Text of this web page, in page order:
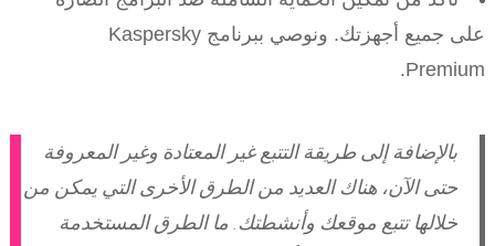
على جميع أجهزتك. ونوصي ببرنامج Kaspersky
Premium.
بالإضافة إلى طريقة التتبع غير المعتادة وغير المعروفة
حتى الآن، هناك العديد من الطرق الأخرى التي يمكن من
خلالها تتبع موقعك وأنشطتك. ما الطرق المستخدمة